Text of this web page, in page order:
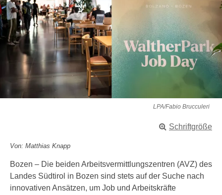
LPA/Fabio Brucculeri
Schriftgröße
Von: Matthias Knapp
Bozen – Die beiden Arbeitsvermittlungszentren (AVZ) des
Landes Südtirol in Bozen sind stets auf der Suche nach
innovativen Ansätzen, um Job und Arbeitskräfte